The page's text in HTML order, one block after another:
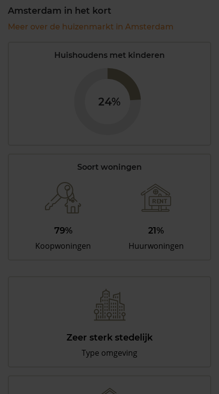
Amsterdam in het kort
Meer over de huizenmarkt in Amsterdam
Huishoudens met kinderen
24%
Soort woningen
79%
Koopwoningen
21%
Huurwoningen
Zeer sterk stedelijk
Type omgeving